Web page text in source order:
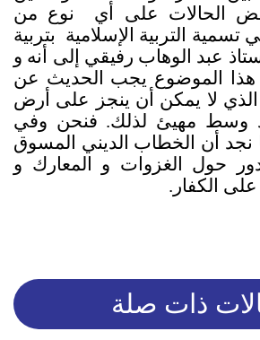
الحالات على أي نوع من
تسمية التربية الإسلامية بتربية
عبد الوهاب رفيقي إلى أنه و
الموضوع يجب الحديث عن
الذي لا يمكن أن ينجز على أرض
وسط مهيئ لذلك. فنحن وفي
نجد أن الخطاب الديني المسوق
حول الغزوات و المعارك و
على الكفار.
ذات صلة